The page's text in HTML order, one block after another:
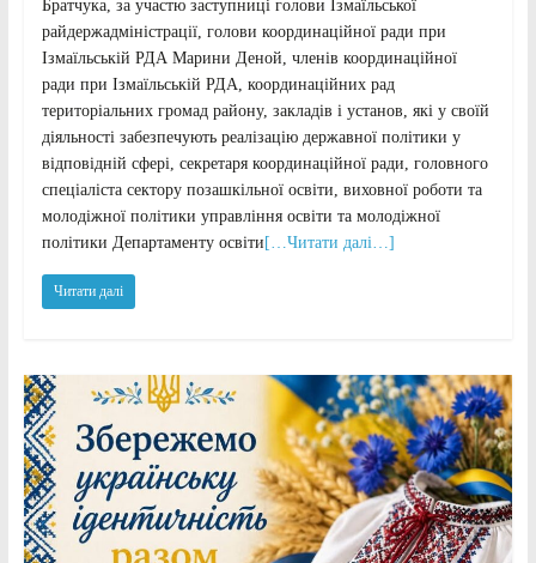
Братчука, за участю заступниці голови Ізмаїльської
райдержадміністрації, голови координаційної ради при
Ізмаїльській РДА Марини Деной, членів координаційної
ради при Ізмаїльській РДА, координаційних рад
територіальних громад району, закладів і установ, які у своїй
діяльності забезпечують реалізацію державної політики у
відповідній сфері, секретаря координаційної ради, головного
спеціаліста сектору позашкільної освіти, виховної роботи та
молодіжної політики управління освіти та молодіжної
політики Департаменту освіти […Читати далі…]
Читати далі